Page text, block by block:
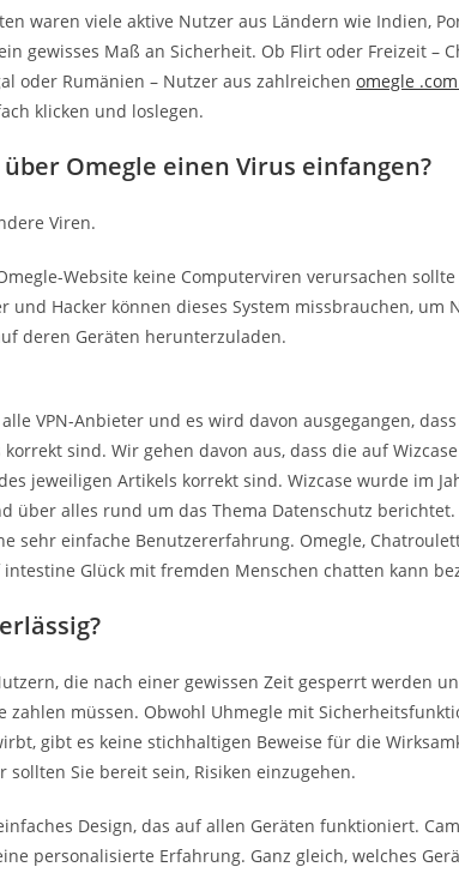
waren viele aktive Nutzer aus Ländern wie Indien,
gewisses Maß an Sicherheit. Ob Flirt oder Freizeit –
oder Rumänien – Nutzer aus zahlreichen omegle
klicken und loslegen.
Omegle einen Virus einfangen?
Viren.
Website keine Computerviren verursachen
und Hacker können dieses System missbrauchen, um
deren Geräten herunterzuladen.
VPN-Anbieter und es wird davon ausgegangen,
sind. Wir gehen davon aus, dass die auf
jeweiligen Artikels korrekt sind. Wizcase wurde im
über alles rund um das Thema Datenschutz
sehr einfache Benutzererfahrung. Omegle,
Glück mit fremden Menschen chatten kann
die nach einer gewissen Zeit gesperrt werden
zahlen müssen. Obwohl Uhmegle mit
gibt es keine stichhaltigen Beweise für die
Sie bereit sein, Risiken einzugehen.
Design, das auf allen Geräten funktioniert.
personalisierte Erfahrung. Ganz gleich, welches